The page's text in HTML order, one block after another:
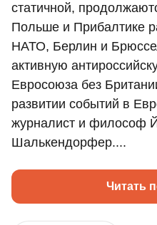
статичной,
Польше и Прибалтике
НАТО, Берлин и
активную
Евросоюза без
развитии событий в
журналист и философ
Шалькендорфер....
Читать